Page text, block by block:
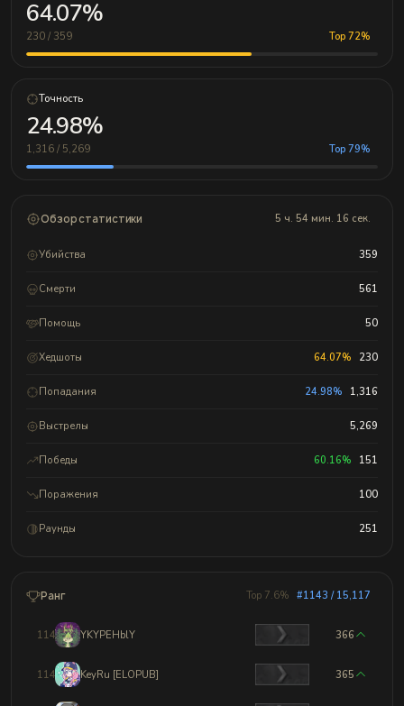
64.07%
230 / 359 Top 72%
Точность
24.98%
1,316 / 5,269 Top 79%
Обзор статистики 5 ч. 54 мин. 16 сек.
Убийства 359
Смерти 561
Помощь 50
Хедшоты 64.07% 230
Попадания 24.98% 1,316
Выстрелы 5,269
Победы 60.16% 151
Поражения 100
Раунды 251
Ранг Top 7.6% #1143 / 15,117
1140 YKYPEHblY 366
1141 KeyRu [ELOPUB] 365